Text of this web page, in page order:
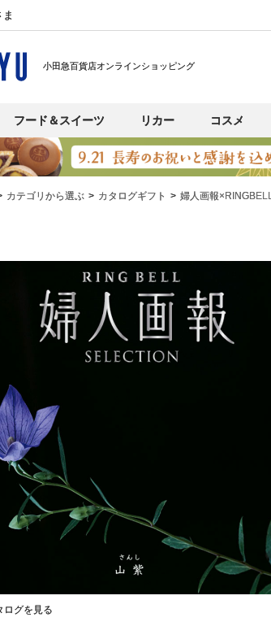
小田急百貨店オンラインショッピング
フード＆スイーツ リカー コスメ
カテゴリから選ぶ カタログギフト 婦人画報×RINGBELL
ログを見る